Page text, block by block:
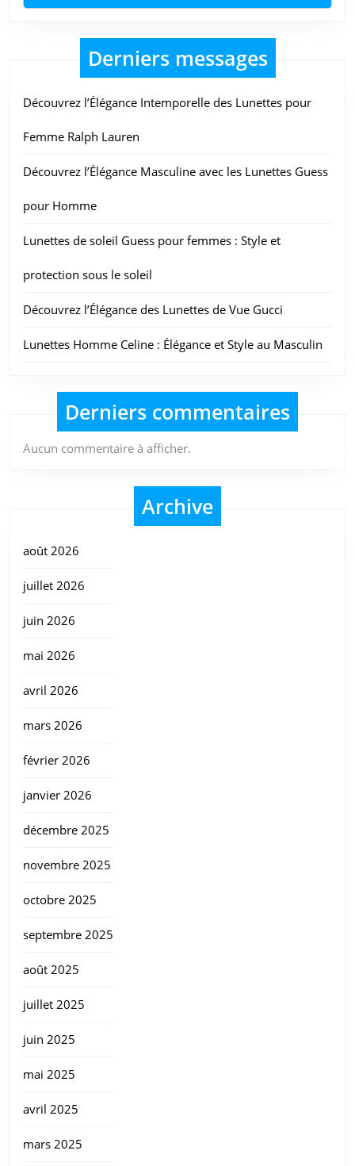
Derniers messages
Découvrez l’Élégance Intemporelle des Lunettes pour
Femme Ralph Lauren
Découvrez l’Élégance Masculine avec les Lunettes Guess
pour Homme
Lunettes de soleil Guess pour femmes : Style et
protection sous le soleil
Découvrez l’Élégance des Lunettes de Vue Gucci
Lunettes Homme Celine : Élégance et Style au Masculin
Derniers commentaires
Aucun commentaire à afficher.
Archive
août 2026
juillet 2026
juin 2026
mai 2026
avril 2026
mars 2026
février 2026
janvier 2026
décembre 2025
novembre 2025
octobre 2025
septembre 2025
août 2025
juillet 2025
juin 2025
mai 2025
avril 2025
mars 2025